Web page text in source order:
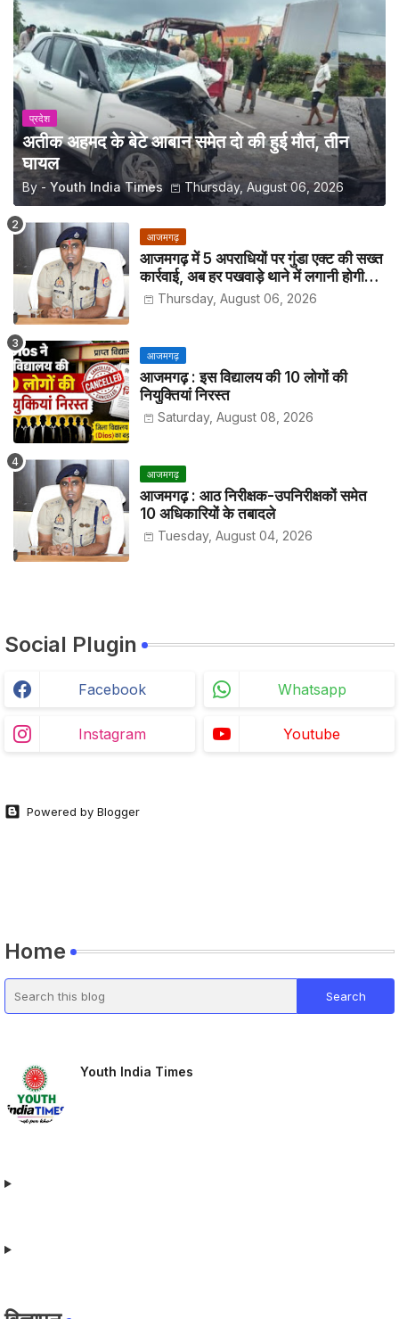
प्रदेश
अतीक अहमद के बेटे आबान समेत दो की हुई मौत, तीन
घायल
By - Youth India Times Thursday, August 06, 2026
आजमगढ़
आजमगढ़ में 5 अपराधियों पर गुंडा एक्ट की सख्त
कार्रवाई, अब हर पखवाड़े थाने में लगानी होगी
हाजिरीThursday, August 06, 2026
आजमगढ़
आजमगढ़ : इस विद्यालय की 10 लोगों की
नियुक्तियां निरस्त
Saturday, August 08, 2026
आजमगढ़
आजमगढ़ : आठ निरीक्षक-उपनिरीक्षकों समेत
10 अधिकारियों के तबादले
Tuesday, August 04, 2026
Social Plugin
Facebook Whatsapp
Instagram Youtube
Powered by Blogger
Home
Youth India Times